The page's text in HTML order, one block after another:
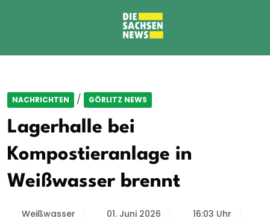
NACHRICHTEN / GÖRLITZ NEWS
Lagerhalle bei
Kompostieranlage in
Weißwasser brennt
Weißwasser 01. Juni 2026 16:03 Uhr